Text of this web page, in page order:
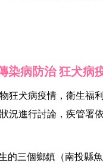
染病防治 狂犬病
狂犬病疫情，衛生福
況進行討論，疾管署
的三個鄉鎮（南投縣